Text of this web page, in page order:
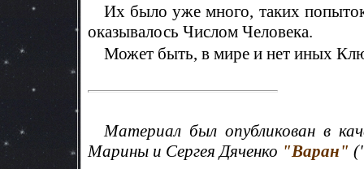
Их было уже много, таких
оказывалось Числом Человека.
Может быть, в мире и нет иных
Материал был опубликован в
Марины и Сергея Дяченко "Варан"